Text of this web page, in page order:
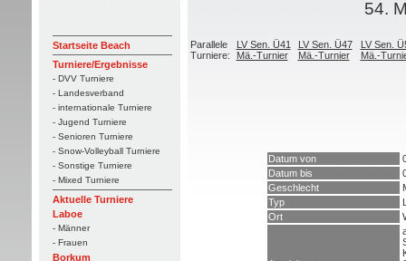
Startseite Beach
Turniere/Ergebnisse
- DVV Turniere
- Landesverband
- internationale Turniere
- Jugend Turniere
- Senioren Turniere
- Snow-Volleyball Turniere
- Sonstige Turniere
- Mixed Turniere
Aktuelle Turniere
Laboe
- Männer
- Frauen
Borkum
54.
Parallele
Turniere:
LV Sen. Ü41
Mä.-Turnier
LV Sen. Ü47
Mä.-Turnier
LV Sen.
Mä.-
Datum von
Datum bis
Geschlecht
Typ
Ort